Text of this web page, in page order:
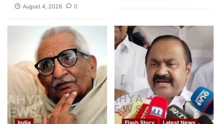
August 4, 2026 0
India Flash Story Latest News